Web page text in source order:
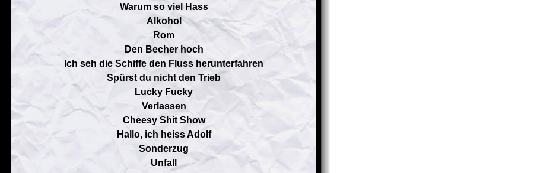
Warum so viel Hass
Alkohol
Rom
Den Becher hoch
Ich seh die Schiffe den Fluss herunterfahren
Spürst du nicht den Trieb
Lucky Fucky
Verlassen
Cheesy Shit Show
Hallo, ich heiss Adolf
Sonderzug
Unfall